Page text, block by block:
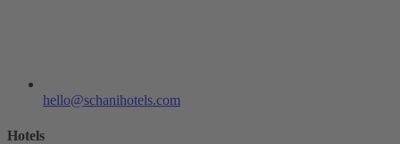
hello@schanihotels.com
Hotels